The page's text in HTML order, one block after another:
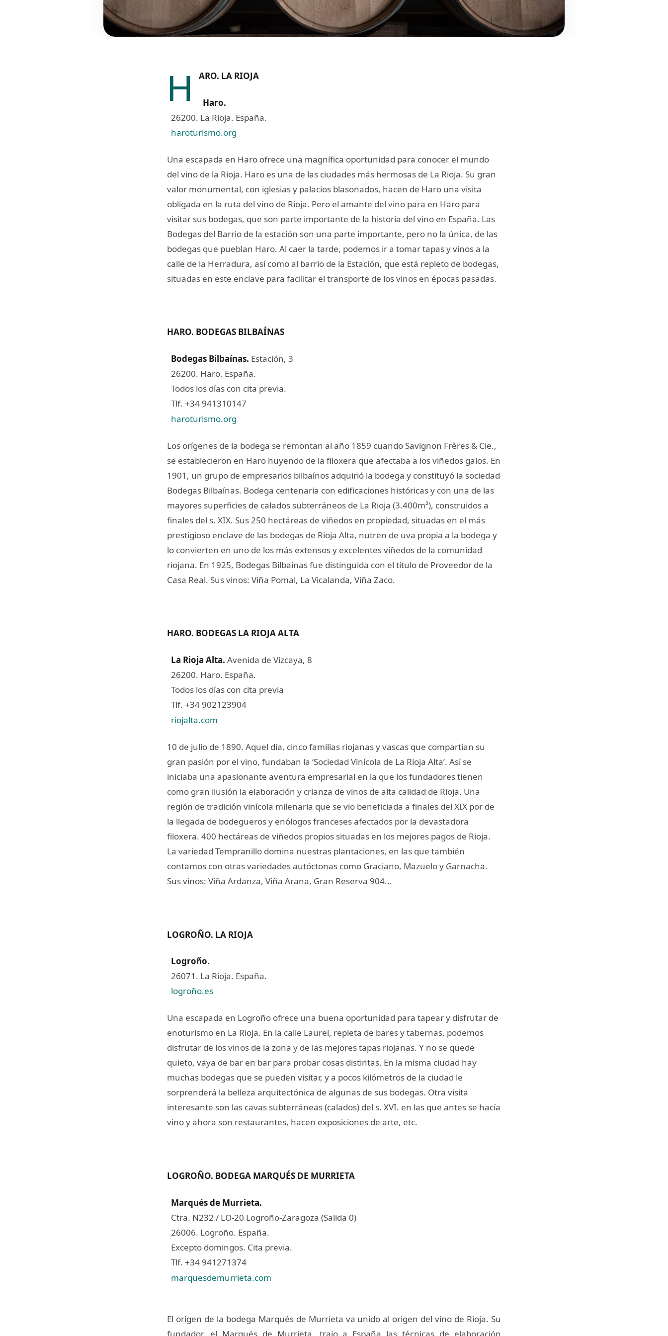
H ARO. LA RIOJA
Haro.
26200. La Rioja. España.
haroturismo.org
Una escapada en Haro ofrece una magnífica oportunidad para conocer el mundo
del vino de la Rioja. Haro es una de las ciudades más hermosas de La Rioja. Su gran
valor monumental, con iglesias y palacios blasonados, hacen de Haro una visita
obligada en la ruta del vino de Rioja. Pero el amante del vino para en Haro para
visitar sus bodegas, que son parte importante de la historia del vino en España. Las
Bodegas del Barrio de la estación son una parte importante, pero no la única, de las
bodegas que pueblan Haro. Al caer la tarde, podemos ir a tomar tapas y vinos a la
calle de la Herradura, así como al barrio de la Estación, que está repleto de bodegas,
situadas en este enclave para facilitar el transporte de los vinos en épocas pasadas.
HARO. BODEGAS BILBAÍNAS
Bodegas Bilbaínas. Estación, 3
26200. Haro. España.
Todos los días con cita previa.
Tlf. +34 941310147
haroturismo.org
Los orígenes de la bodega se remontan al año 1859 cuando Savignon Frères & Cie.,
se establecieron en Haro huyendo de la filoxera que afectaba a los viñedos galos. En
1901, un grupo de empresarios bilbaínos adquirió la bodega y constituyó la sociedad
Bodegas Bilbaínas. Bodega centenaria con edificaciones históricas y con una de las
mayores superficies de calados subterráneos de La Rioja (3.400m²), construidos a
finales del s. XIX. Sus 250 hectáreas de viñedos en propiedad, situadas en el más
prestigioso enclave de las bodegas de Rioja Alta, nutren de uva propia a la bodega y
lo convierten en uno de los más extensos y excelentes viñedos de la comunidad
riojana. En 1925, Bodegas Bilbaínas fue distinguida con el título de Proveedor de la
Casa Real. Sus vinos: Viña Pomal, La Vicalanda, Viña Zaco.
HARO. BODEGAS LA RIOJA ALTA
La Rioja Alta. Avenida de Vizcaya, 8
26200. Haro. España.
Todos los días con cita previa
Tlf. +34 902123904
riojalta.com
10 de julio de 1890. Aquel día, cinco familias riojanas y vascas que compartían su
gran pasión por el vino, fundaban la ‘Sociedad Vinícola de La Rioja Alta’. Así se
iniciaba una apasionante aventura empresarial en la que los fundadores tienen
como gran ilusión la elaboración y crianza de vinos de alta calidad de Rioja. Una
región de tradición vinícola milenaria que se vio beneficiada a finales del XIX por de
la llegada de bodegueros y enólogos franceses afectados por la devastadora
filoxera. 400 hectáreas de viñedos propios situadas en los mejores pagos de Rioja.
La variedad Tempranillo domina nuestras plantaciones, en las que también
contamos con otras variedades autóctonas como Graciano, Mazuelo y Garnacha.
Sus vinos: Viña Ardanza, Viña Arana, Gran Reserva 904...
LOGROÑO. LA RIOJA
Logroño.
26071. La Rioja. España.
logroño.es
Una escapada en Logroño ofrece una buena oportunidad para tapear y disfrutar de
enoturismo en La Rioja. En la calle Laurel, repleta de bares y tabernas, podemos
disfrutar de los vinos de la zona y de las mejores tapas riojanas. Y no se quede
quieto, vaya de bar en bar para probar cosas distintas. En la misma ciudad hay
muchas bodegas que se pueden visitar, y a pocos kilómetros de la ciudad le
sorprenderá la belleza arquitectónica de algunas de sus bodegas. Otra visita
interesante son las cavas subterráneas (calados) del s. XVI. en las que antes se hacía
vino y ahora son restaurantes, hacen exposiciones de arte, etc.
LOGROÑO. BODEGA MARQUÉS DE MURRIETA
Marqués de Murrieta.
Ctra. N232 / LO-20 Logroño-Zaragoza (Salida 0)
26006. Logroño. España.
Excepto domingos. Cita previa.
Tlf. +34 941271374
marquesdemurrieta.com
El origen de la bodega Marqués de Murrieta va unido al origen del vino de Rioja. Su